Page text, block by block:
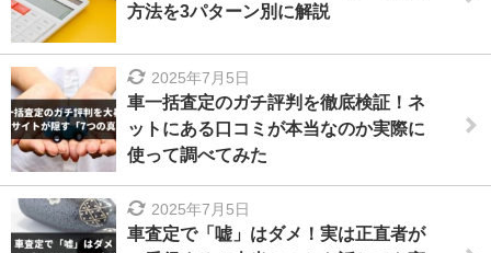
方法を3パターン別に解説
2025年7月5日
車一括査定のガチ評判を徹底検証！ネ
ットにある口コミが本当なのか実際に
使って調べてみた
2025年7月5日
車査定で「嘘」はダメ！実は正直者が